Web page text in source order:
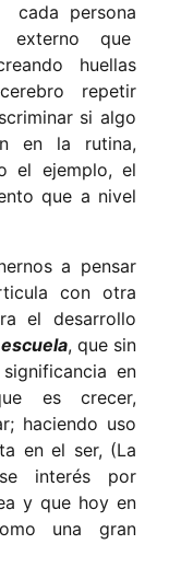
persona
externo que
huellas
repetir
si algo
en la rutina,
el ejemplo, el
que a nivel
a pensar
con otra
el desarrollo
escuela, que sin
en
es crecer,
haciendo uso
en el ser, (La
interés por
y que hoy en
una gran